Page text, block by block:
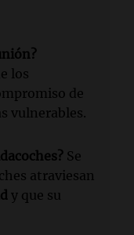
los
de
vulnerables.
Se
atraviesan
y que su